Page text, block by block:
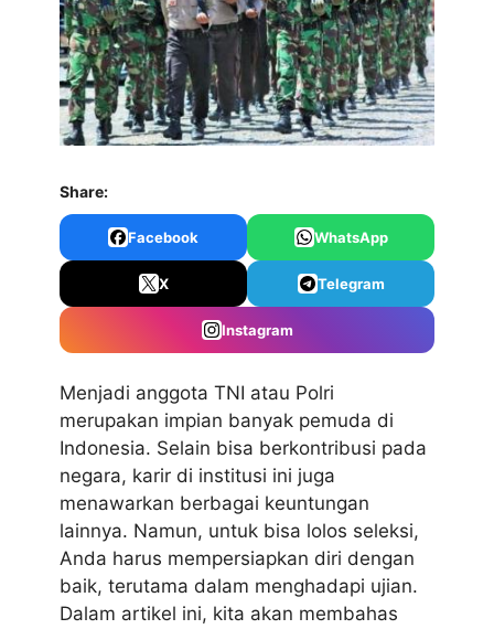
Share:
Facebook WhatsApp
X Telegram
Instagram
Menjadi anggota TNI atau Polri
merupakan impian banyak pemuda di
Indonesia. Selain bisa berkontribusi pada
negara, karir di institusi ini juga
menawarkan berbagai keuntungan
lainnya. Namun, untuk bisa lolos seleksi,
Anda harus mempersiapkan diri dengan
baik, terutama dalam menghadapi ujian.
Dalam artikel ini, kita akan membahas